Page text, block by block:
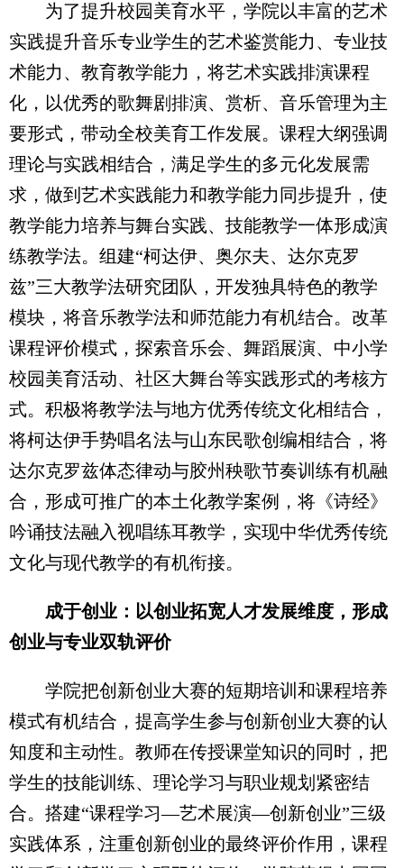
为了提升校园美育水平，学院以丰富的艺术
实践提升音乐专业学生的艺术鉴赏能力、专业技
术能力、教育教学能力，将艺术实践排演课程
化，以优秀的歌舞剧排演、赏析、音乐管理为主
要形式，带动全校美育工作发展。课程大纲强调
理论与实践相结合，满足学生的多元化发展需
求，做到艺术实践能力和教学能力同步提升，使
教学能力培养与舞台实践、技能教学一体形成演
练教学法。组建“柯达伊、奥尔夫、达尔克罗
兹”三大教学法研究团队，开发独具特色的教学
模块，将音乐教学法和师范能力有机结合。改革
课程评价模式，探索音乐会、舞蹈展演、中小学
校园美育活动、社区大舞台等实践形式的考核方
式。积极将教学法与地方优秀传统文化相结合，
将柯达伊手势唱名法与山东民歌创编相结合，将
达尔克罗兹体态律动与胶州秧歌节奏训练有机融
合，形成可推广的本土化教学案例，将《诗经》
吟诵技法融入视唱练耳教学，实现中华优秀传统
文化与现代教学的有机衔接。
成于创业：以创业拓宽人才发展维度，形成
创业与专业双轨评价
学院把创新创业大赛的短期培训和课程培养
模式有机结合，提高学生参与创新创业大赛的认
知度和主动性。教师在传授课堂知识的同时，把
学生的技能训练、理论学习与职业规划紧密结
合。搭建“课程学习—艺术展演—创新创业”三级
实践体系，注重创新创业的最终评价作用，课程